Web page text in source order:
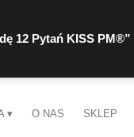
12 Pytań KISS PM®”
O NAS SKLEP